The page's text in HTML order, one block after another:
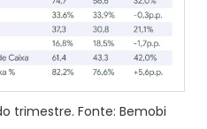
trimestre. Fonte: Bemobi